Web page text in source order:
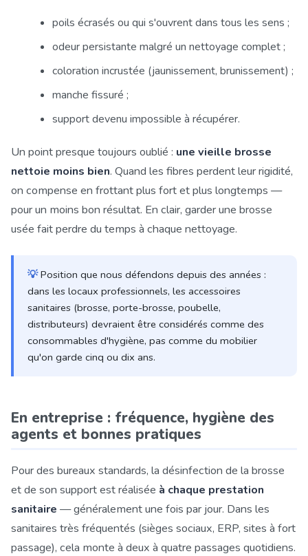
poils écrasés ou qui s'ouvrent dans tous les sens ;
odeur persistante malgré un nettoyage complet ;
coloration incrustée (jaunissement, brunissement) ;
manche fissuré ;
support devenu impossible à récupérer.
Un point presque toujours oublié : une vieille brosse
nettoie moins bien. Quand les fibres perdent leur rigidité,
on compense en frottant plus fort et plus longtemps —
pour un moins bon résultat. En clair, garder une brosse
usée fait perdre du temps à chaque nettoyage.
💡Position que nous défendons depuis des années :
dans les locaux professionnels, les accessoires
sanitaires (brosse, porte-brosse, poubelle,
distributeurs) devraient être considérés comme des
consommables d'hygiène, pas comme du mobilier
qu'on garde cinq ou dix ans.
En entreprise : fréquence, hygiène des
agents et bonnes pratiques
Pour des bureaux standards, la désinfection de la brosse
et de son support est réalisée à chaque prestation
sanitaire — généralement une fois par jour. Dans les
sanitaires très fréquentés (sièges sociaux, ERP, sites à fort
passage), cela monte à deux à quatre passages quotidiens.